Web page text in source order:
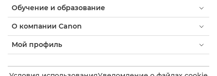
Обучение и образование
О компании Canon
Мой профиль